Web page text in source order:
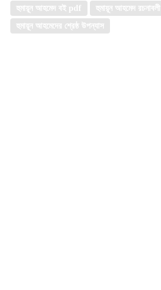
হুমায়ূন আহমেদ বই pdf
হুমায়ূন আহমেদ রচনাবলী
হুমায়ূন আহমেদের শ্রেষ্ঠ উপন্যাস